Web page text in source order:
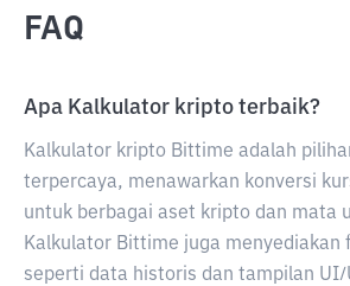
FAQ
Apa Kalkulator kripto terbaik?
Kalkulator kripto Bittime adalah
terpercaya, menawarkan konversi
untuk berbagai aset kripto dan mata
Kalkulator Bittime juga menyediakan
seperti data historis dan tampilan UI/